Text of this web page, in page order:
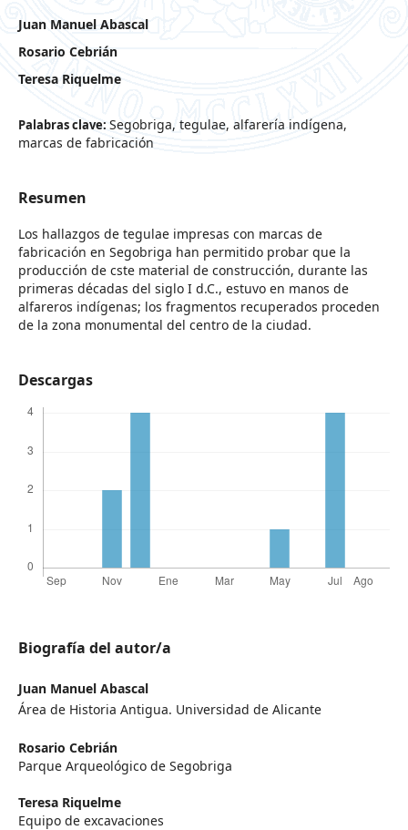
Juan Manuel Abascal
Rosario Cebrián
Teresa Riquelme
Palabras clave: Segobriga, tegulae, alfarería indígena,
marcas de fabricación
Resumen
Los hallazgos de tegulae impresas con marcas de
fabricación en Segobriga han permitido probar que la
producción de cste material de construcción, durante las
primeras décadas del siglo I d.C., estuvo en manos de
alfareros indígenas; los fragmentos recuperados proceden
de la zona monumental del centro de la ciudad.
Descargas
Biografía del autor/a
Juan Manuel Abascal
Área de Historia Antigua. Universidad de Alicante
Rosario Cebrián
Parque Arqueológico de Segobriga
Teresa Riquelme
Equipo de excavaciones